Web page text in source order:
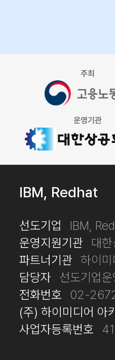
IBM, Redhat
선도기업
IBM,
운영지원기관
대
파트너기관 하이미
담당자 선도기업
전화번호
02-
(주) 하이미디어 아
사업자등록번호